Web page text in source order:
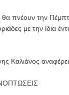
πνέουν την
με την ίδια
Καλιάνος